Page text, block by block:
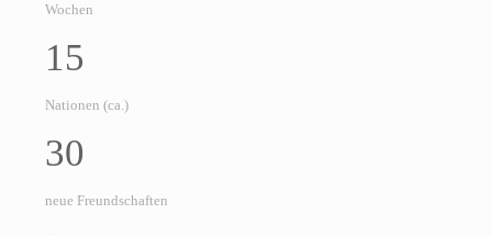
Wochen
15
Nationen (ca.)
30
neue Freundschaften